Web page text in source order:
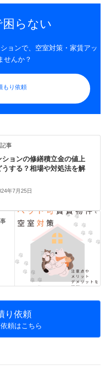
困らない
ョンで、空室対策・家賃アッ
せんか？
もり依頼
事
ションの修繕積立金の値上
うする？相場や対処法を解
年7月25日
り依頼
頼はこちら